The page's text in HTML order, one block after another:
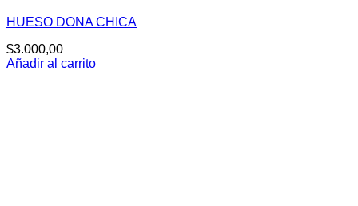
HUESO DONA CHICA
$3.000,00
Añadir al carrito